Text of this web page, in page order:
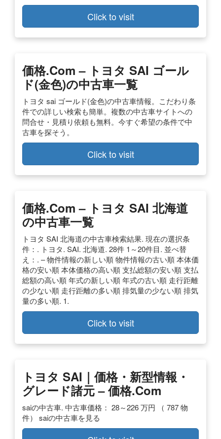
Click to visit
価格.com – トヨタ SAI ゴール
ド(金色)の中古車一覧
トヨタ sai ゴールド(金色)の中古車情報。こだわり条
件での詳しい検索も簡単。複数の中古車サイトへの
問合せ・見積り依頼も無料。今すぐ希望の条件で中
古車を探そう。
Click to visit
価格.com – トヨタ SAI 北海道
の中古車一覧
トヨタ SAI 北海道の中古車検索結果. 現在の選択条
件：. トヨタ. SAI. 北海道. 28件 1～20件目. 並べ替
え：. – 物件情報の新しい順 物件情報の古い順 本体価
格の安い順 本体価格の高い順 支払総額の安い順 支払
総額の高い順 年式の新しい順 年式の古い順 走行距離
の少ない順 走行距離の多い順 排気量の少ない順 排気
量の多い順. 1.
Click to visit
トヨタ SAI｜価格・新型情報・
グレード諸元 – 価格.com
saiの中古車. 中古車価格： 28～226 万円 （ 787 物
件） saiの中古車を見る